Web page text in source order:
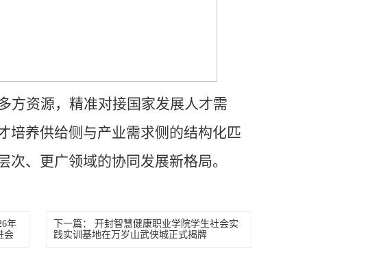
方资源，精准对接国家发展人才需
培养供给侧与产业需求侧的结构化匹
次、更广领域的协同发展新格局。
年
会
下一篇：开封智慧健康职业学院学生社会实
践实训基地在万岁山武侠城正式揭牌